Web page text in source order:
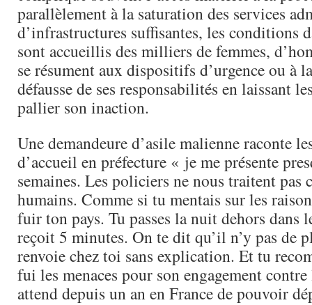
parallèlement à la saturation des services
d’infrastructures suffisantes, les conditions
sont accueillis des milliers de femmes,
se résument aux dispositifs d’urgence ou à
défausse de ses responsabilités en laissant
pallier son inaction.
Une demandeure d’asile malienne raconte
d’accueil en préfecture « je me présente
semaines. Les policiers ne nous traitent pas
humains. Comme si tu mentais sur les
fuir ton pays. Tu passes la nuit dehors dans
reçoit 5 minutes. On te dit qu’il n’y pas de
renvoie chez toi sans explication. Et tu
fui les menaces pour son engagement
attend depuis un an en France de pouvoir